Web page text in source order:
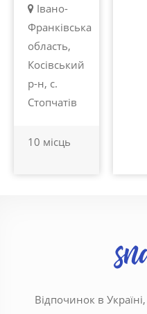
Івано-
Франківська
область,
Косівський
р-н, с.
Стопчатів
10 місць
Відпочинок в